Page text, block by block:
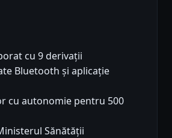
cu 9 derivații
Bluetooth și aplicație
cu autonomie pentru 500
Sănătății